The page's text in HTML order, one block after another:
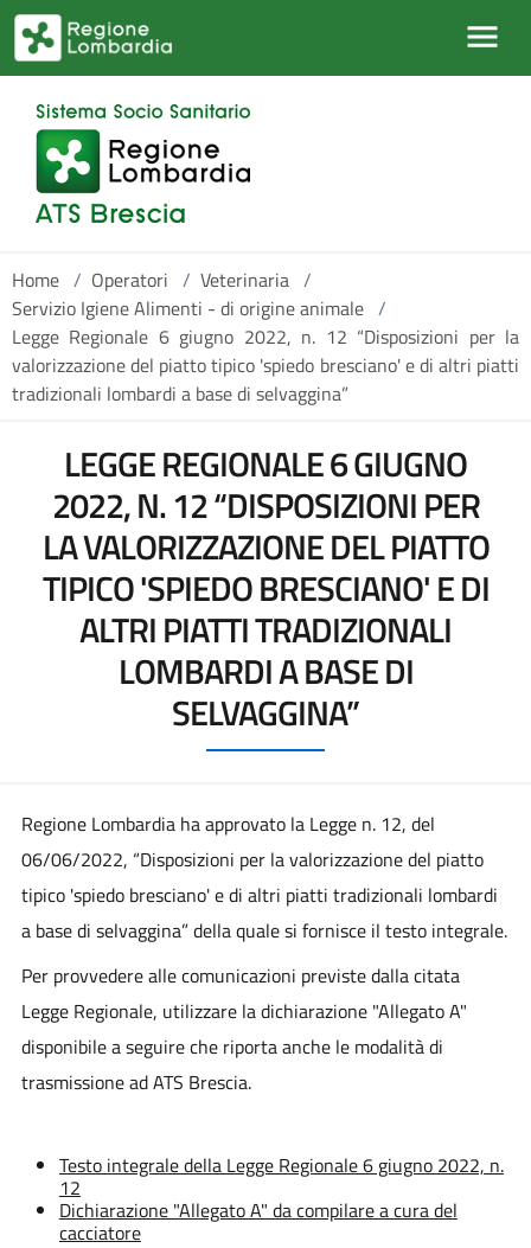
Salta al contenuto principale
Home / Operatori / Veterinaria /
Servizio Igiene Alimenti - di origine animale /
Legge Regionale 6 giugno 2022, n. 12 “Disposizioni per la
valorizzazione del piatto tipico 'spiedo bresciano' e di altri piatti
tradizionali lombardi a base di selvaggina”
LEGGE REGIONALE 6 GIUGNO
2022, N. 12 “DISPOSIZIONI PER
LA VALORIZZAZIONE DEL PIATTO
TIPICO 'SPIEDO BRESCIANO' E DI
ALTRI PIATTI TRADIZIONALI
LOMBARDI A BASE DI
SELVAGGINA”
Regione Lombardia ha approvato la Legge n. 12, del
06/06/2022, “Disposizioni per la valorizzazione del piatto
tipico 'spiedo bresciano' e di altri piatti tradizionali lombardi
a base di selvaggina” della quale si fornisce il testo integrale.
Per provvedere alle comunicazioni previste dalla citata
Legge Regionale, utilizzare la dichiarazione "Allegato A"
disponibile a seguire che riporta anche le modalità di
trasmissione ad ATS Brescia.
Testo integrale della Legge Regionale 6 giugno 2022, n.
12
Dichiarazione "Allegato A" da compilare a cura del
cacciatore